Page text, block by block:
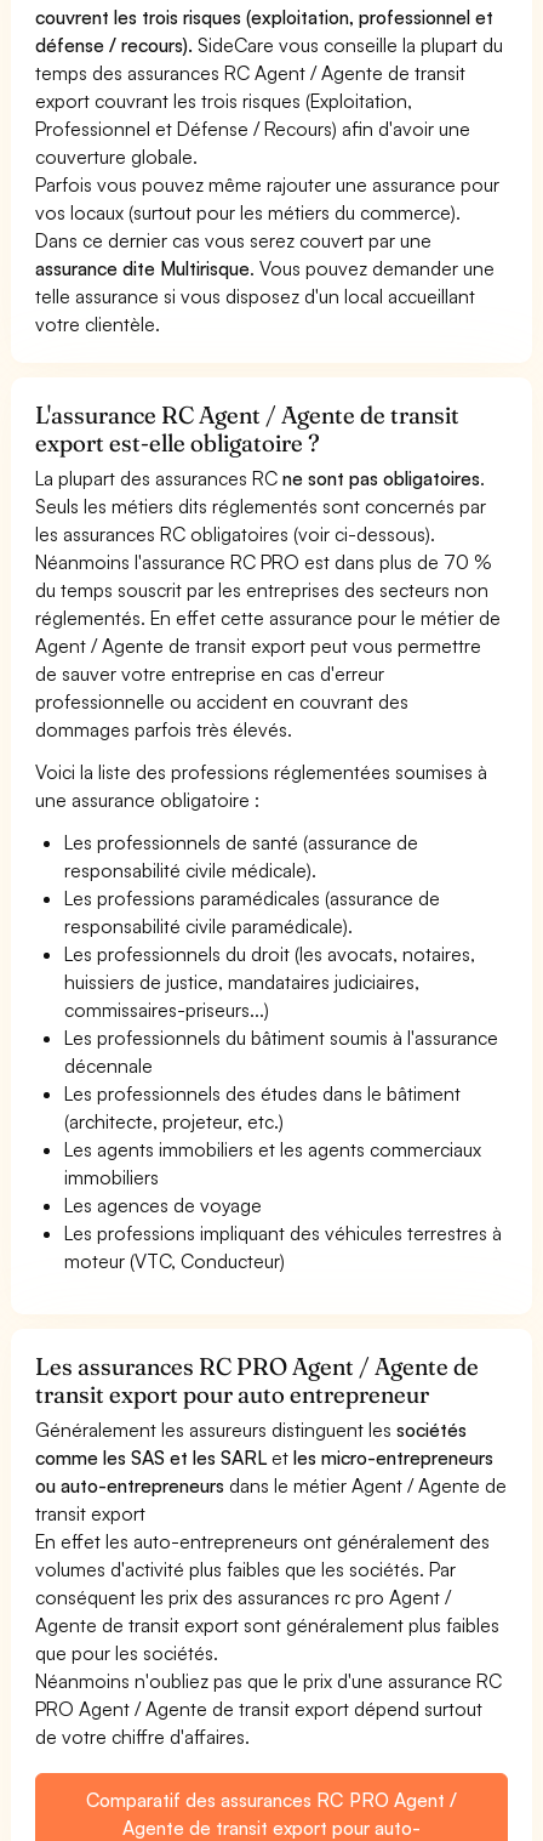
couvrent les trois risques (exploitation, professionnel et
défense / recours). SideCare vous conseille la plupart du
temps des assurances RC Agent / Agente de transit
export couvrant les trois risques (Exploitation,
Professionnel et Défense / Recours) afin d'avoir une
couverture globale.
Parfois vous pouvez même rajouter une assurance pour
vos locaux (surtout pour les métiers du commerce).
Dans ce dernier cas vous serez couvert par une
assurance dite Multirisque. Vous pouvez demander une
telle assurance si vous disposez d'un local accueillant
votre clientèle.
L'assurance RC Agent / Agente de transit
export est-elle obligatoire ?
La plupart des assurances RCne sont pas obligatoires.
Seuls les métiers dits réglementés sont concernés par
les assurances RC obligatoires (voir ci-dessous).
Néanmoins l'assurance RC PRO est dans plus de 70 %
du temps souscrit par les entreprises des secteurs non
réglementés. En effet cette assurance pour le métier de
Agent / Agente de transit export peut vous permettre
de sauver votre entreprise en cas d'erreur
professionnelle ou accident en couvrant des
dommages parfois très élevés.
Voici la liste des professions réglementées soumises à
une assurance obligatoire :
Les professionnels de santé (assurance de
responsabilité civile médicale).
Les professions paramédicales (assurance de
responsabilité civile paramédicale).
Les professionnels du droit (les avocats, notaires,
huissiers de justice, mandataires judiciaires,
commissaires-priseurs...)
Les professionnels du bâtiment soumis à l'assurance
décennale
Les professionnels des études dans le bâtiment
(architecte, projeteur, etc.)
Les agents immobiliers et les agents commerciaux
immobiliers
Les agences de voyage
Les professions impliquant des véhicules terrestres à
moteur (VTC, Conducteur)
Les assurances RC PRO Agent / Agente de
transit export pour auto entrepreneur
Généralement les assureurs distinguent lessociétés
comme les SAS et les SARL etles micro-entrepreneurs
ou auto-entrepreneurs dans le métier Agent / Agente de
transit export
En effet les auto-entrepreneurs ont généralement des
volumes d'activité plus faibles que les sociétés. Par
conséquent les prix des assurances rc pro Agent /
Agente de transit export sont généralement plus faibles
que pour les sociétés.
Néanmoins n'oubliez pas que le prix d'une assurance RC
PRO Agent / Agente de transit export dépend surtout
de votre chiffre d'affaires.
Comparatif des assurances RC PRO Agent /
Agente de transit export pour auto-